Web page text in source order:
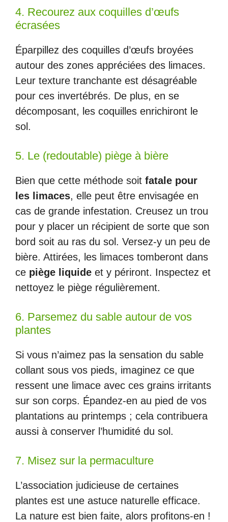
4. Recourez aux coquilles d’œufs
écrasées
Éparpillez des coquilles d’œufs broyées
autour des zones appréciées des limaces.
Leur texture tranchante est désagréable
pour ces invertébrés. De plus, en se
décomposant, les coquilles enrichiront le
sol.
5. Le (redoutable) piège à bière
Bien que cette méthode soit fatale pour
les limaces, elle peut être envisagée en
cas de grande infestation. Creusez un trou
pour y placer un récipient de sorte que son
bord soit au ras du sol. Versez-y un peu de
bière. Attirées, les limaces tomberont dans
ce piège liquide et y périront. Inspectez et
nettoyez le piège régulièrement.
6. Parsemez du sable autour de vos
plantes
Si vous n’aimez pas la sensation du sable
collant sous vos pieds, imaginez ce que
ressent une limace avec ces grains irritants
sur son corps. Épandez-en au pied de vos
plantations au printemps ; cela contribuera
aussi à conserver l’humidité du sol.
7. Misez sur la permaculture
L’association judicieuse de certaines
plantes est une astuce naturelle efficace.
La nature est bien faite, alors profitons-en !